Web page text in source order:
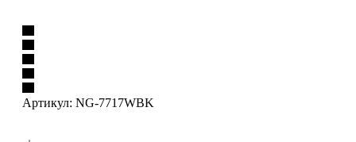
Артикул: NG-7717WBK